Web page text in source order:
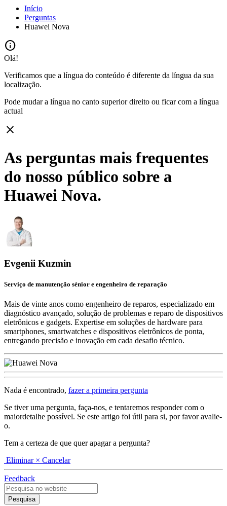
Início
Perguntas
Huawei Nova
info
Olá!
Verificamos que a língua do conteúdo é diferente da língua da sua
localização.
Pode mudar a língua no canto superior direito ou ficar com a língua
actual
close
As perguntas mais frequentes
do nosso público sobre a
Huawei Nova.
Evgenii Kuzmin
Serviço de manutenção sénior e engenheiro de reparação
Mais de vinte anos como engenheiro de reparos, especializado em
diagnóstico avançado, solução de problemas e reparo de dispositivos
eletrônicos e gadgets. Expertise em soluções de hardware para
smartphones, smartwatches e dispositivos eletrônicos de ponta,
entregando precisão e inovação em cada desafio técnico.
Nada é encontrado, fazer a primeira pergunta
Se tiver uma pergunta, faça-nos, e tentaremos responder com o
maiordetalhe possível. Se este artigo foi útil para si, por favor avalie-
o.
Tem a certeza de que quer apagar a pergunta?
Eliminar × Cancelar
Feedback